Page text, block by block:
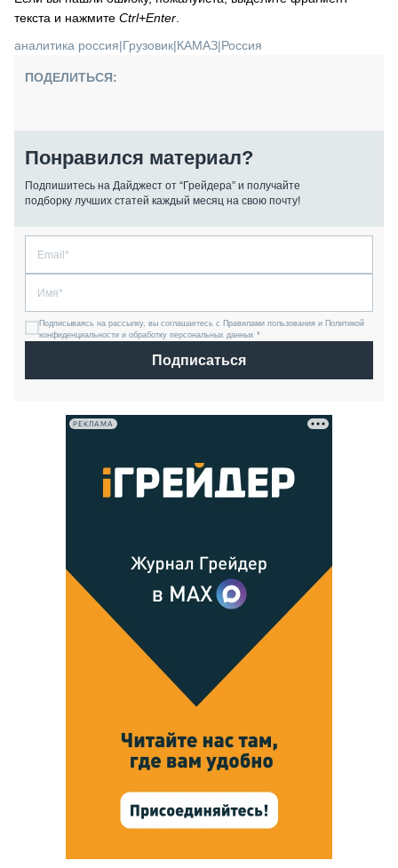
текста и нажмите Ctrl+Enter
аналитика россия|Грузовик|КАМАЗ|Россия
ПОДЕЛИТЬСЯ:
Понравился материал?
Подпишитесь на Дайджест от “Грейдера” и получайте
подборку лучших статей каждый месяц на свою почту!
Подписываясь на рассылку, вы соглашаетесь с Правилами пользования и Политикой
конфиденциальности и обработку персональных данных *
Подписаться
РЕКЛАМА